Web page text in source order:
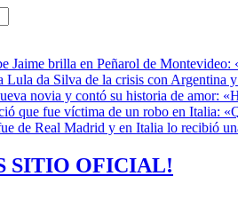
Jaime brilla en Peñarol de Montevideo:
Lula da Silva de la crisis con Argentina
novia y contó su historia de amor:
que fue víctima de un robo en Italia:
de Real Madrid y en Italia lo recibió
SITIO OFICIAL!